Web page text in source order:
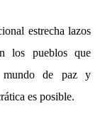
estrecha lazos
los pueblos que
mundo de paz y
es posible.